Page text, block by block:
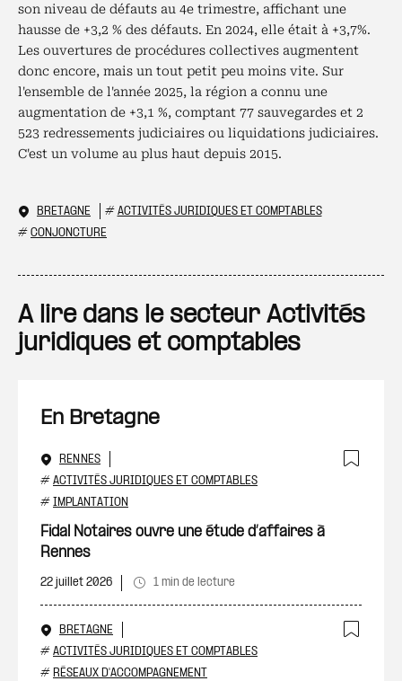
son niveau de défauts au 4e trimestre, affichant une
hausse de +3,2 % des défauts. En 2024, elle était à +3,7%.
Les ouvertures de procédures collectives augmentent
donc encore, mais un tout petit peu moins vite. Sur
l'ensemble de l'année 2025, la région a connu une
augmentation de +3,1 %, comptant 77 sauvegardes et 2
523 redressements judiciaires ou liquidations judiciaires.
C'est un volume au plus haut depuis 2015.
BRETAGNE # ACTIVITÉS JURIDIQUES ET COMPTABLES
# CONJONCTURE
A lire dans le secteur Activités
juridiques et comptables
En Bretagne
RENNES
# ACTIVITÉS JURIDIQUES ET COMPTABLES
# IMPLANTATION
Fidal Notaires ouvre une étude d’affaires à
Rennes
22 juillet 2026 1 min de lecture
BRETAGNE
# ACTIVITÉS JURIDIQUES ET COMPTABLES
# RÉSEAUX D'ACCOMPAGNEMENT